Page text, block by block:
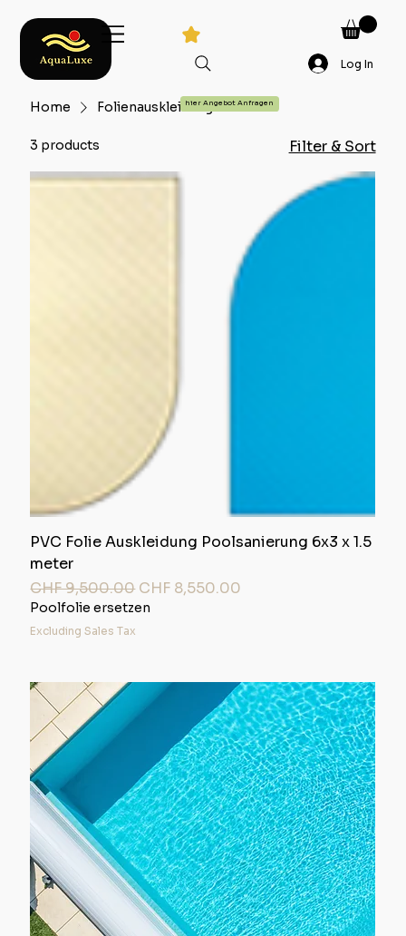
Log In
Home Folienauskleidung
3 products Filter & Sort
PVC Folie Auskleidung Poolsanierung 6x3 x 1.5
meter
Regular Price
CHF 9,500.00 Sale Price
CHF 8,550.00
Poolfolie ersetzen
Excluding Sales Tax
hier Angebot Anfragen